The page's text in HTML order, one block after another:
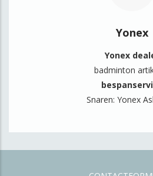
Yonex
Yonex
badminton
Snaren: Yonex